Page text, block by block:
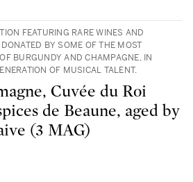
FEATURING RARE WINES AND
BY SOME OF THE MOST
BURGUNDY AND CHAMPAGNE, IN
OF MUSICAL TALENT.
Cuvée du Roi
de Beaune, aged by
(3 MAG)